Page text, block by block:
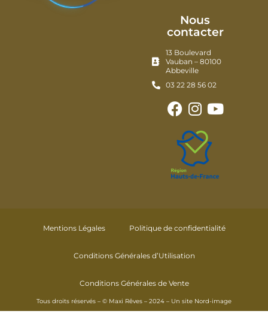
Nous
contacter
13 Boulevard
Vauban – 80100
Abbeville
03 22 28 56 02
Mentions Légales Politique de confidentialité
Conditions Générales d’Utilisation
Conditions Générales de Vente
Tous droits réservés – © Maxi Rêves – 2024 – Un site Nord-image